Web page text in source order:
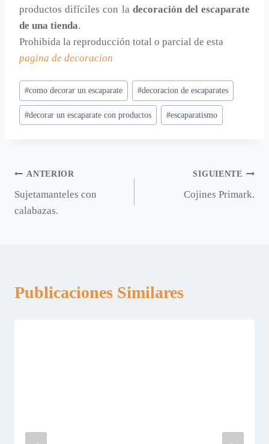
productos difíciles con la decoración del escaparate
de una tienda.
Prohibida la reproducción total o parcial de esta
pagina de decoracion
Etiquetas
de
la
#como decorar un escaparate #decoracion de escaparates
#decorar un escaparate con productos #escaparatismo
Navegación
de
ANTERIOR
Sujetamanteles con
calabazas.
SIGUIENTE
Cojines Primark.
Publicaciones Similares